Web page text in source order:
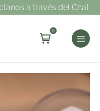
a través del Chat
0